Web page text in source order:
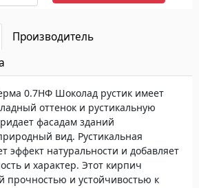
Производитель
0.7НФ Шоколад рустик имеет
оттенок и рустикальную
фасадам зданий
вид. Рустикальная
эффект натуральности и добавляет
и характер. Этот кирпич
прочностью и устойчивостью к